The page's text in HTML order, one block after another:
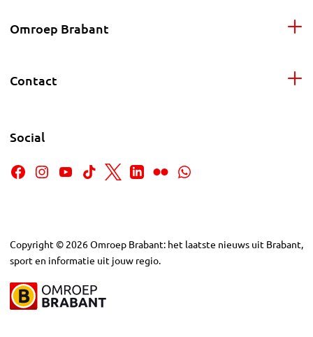
Omroep Brabant
Contact
Social
Copyright © 2026Omroep Brabant: het laatste nieuws uit Brabant,
sport en informatie uit jouw regio.